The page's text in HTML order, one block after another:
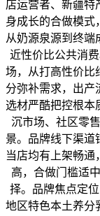
店运营者、新疆特
身成长的合做模式
从奶源泉源到终端
近性价比公共消
场，从打高性价比
分弥补需求，出产
选材严酷把控根本
沉市场、社区零
景。品牌线下渠道
当店均有上架畅通
高，合做门槛适
择。品牌焦点定
地区特色本土养分